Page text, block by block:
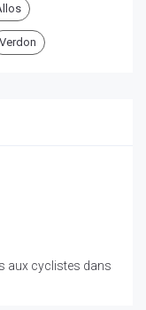
Verdon
aux cyclistes dans